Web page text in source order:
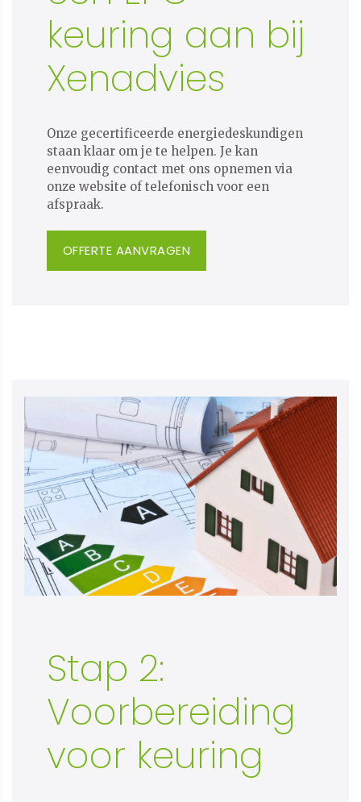
keuring aan bij
Xenadvies
Onze gecertificeerde energiedeskundigen
staan klaar om je te helpen. Je kan
eenvoudig contact met ons opnemen via
onze website of telefonisch voor een
afspraak.
OFFERTE AANVRAGEN
Stap 2:
Voorbereiding
voor keuring